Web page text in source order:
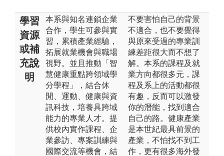
學習
資源
或補
充說
明
本系與知名連鎖企業
合作，學生可參與實
習，累積產業經驗，
拓展就業機會與職場
視野。並且推動「智
慧健康重點跨領域學
分學程」，結合休
閒、運動、健康與資
訊科技，培養具跨域
能力的專業人才。提
供校內實作課程、企
業參訪、專案訓練與
國際交流等機會，結
不要害怕自己的背景
不適合，也不要覺得
與原來受過的專業訓
練差距很大而不想了
解。本系的課程及就
業方向都很多元，課
程及系上的活動都很
有趣，反而可以激發
你的潛能，找到適合
自己的路。健康產業
是本世紀最具前景的
產業，不怕找不到工
作，更有很多海外發